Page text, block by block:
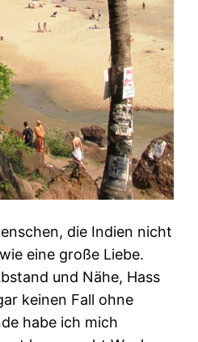
die Indien nicht
eine große Liebe.
und Nähe, Hass
keinen Fall ohne
habe ich mich